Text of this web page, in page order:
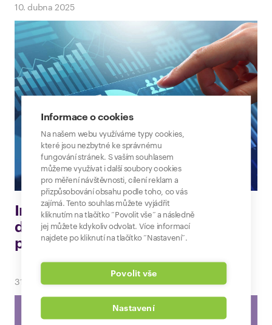
10. dubna 2025
Internetové návyky pod lupou: Co
děláme na internetu a k čemu
používáme AI?
31. března 2025
Informace o cookies
Na našem webu využíváme typy cookies,
které jsou nezbytné ke správnému
fungování stránek. S vaším souhlasem
můžeme využívat i další soubory cookies
pro měření návštěvnosti, cílení reklam a
přizpůsobování obsahu podle toho, co vás
zajímá. Tento souhlas můžete vyjádřit
kliknutím na tlačítko “Povolit vše” a následně
jej můžete kdykoliv odvolat. Více informací
najdete po kliknutí na tlačítko “Nastavení”.
Povolit vše
Nastavení